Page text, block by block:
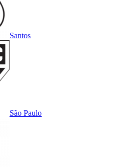
Santos
São Paulo